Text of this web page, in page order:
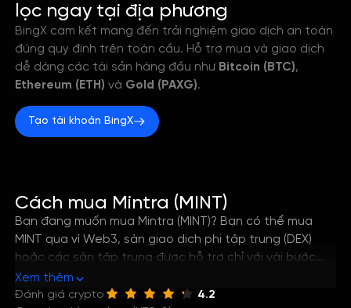
lọc ngay tại địa phương
BingX cam kết mang đến trải nghiệm giao dịch an toàn
đúng quy định trên toàn cầu. Hỗ trợ mua và giao dịch
dễ dàng các tài sản hàng đầu như Bitcoin (BTC),
Ethereum (ETH) và Gold (PAXG).
Tạo tài khoản BingX
Cách mua Mintra (MINT)
Bạn đang muốn mua Mintra (MINT)? Bạn có thể mua
MINT qua ví Web3, sàn giao dịch phi tập trung (DEX)
hoặc các sàn tập trung được hỗ trợ chỉ với vài bước
đơn giản. Hướng dẫn này sẽ giúp bạn nắm rõ cách tốt
nhất để mua Mintra, cũng như cách lưu trữ và quản lý
Xem thêm
Đánh giá crypto
4.2